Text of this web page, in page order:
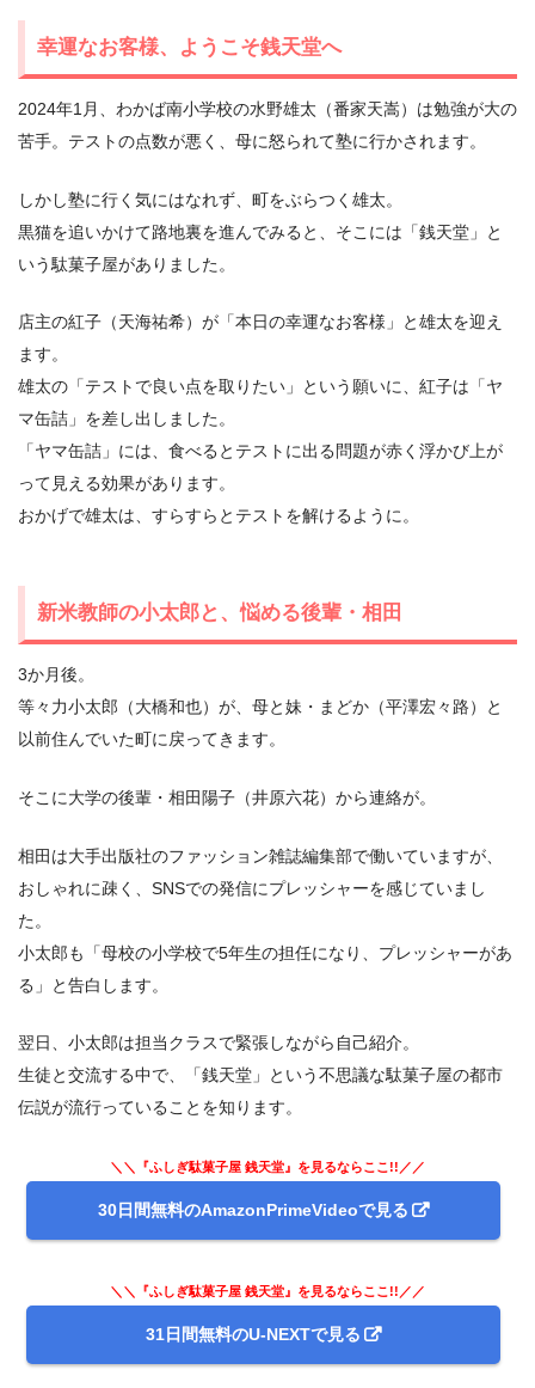
幸運なお客様、ようこそ銭天堂へ
2024年1月、わかば南小学校の水野雄太（番家天嵩）は勉強が大の
苦手。テストの点数が悪く、母に怒られて塾に行かされます。
しかし塾に行く気にはなれず、町をぶらつく雄太。
黒猫を追いかけて路地裏を進んでみると、そこには「銭天堂」と
いう駄菓子屋がありました。
店主の紅子（天海祐希）が「本日の幸運なお客様」と雄太を迎え
ます。
雄太の「テストで良い点を取りたい」という願いに、紅子は「ヤ
マ缶詰」を差し出しました。
「ヤマ缶詰」には、食べるとテストに出る問題が赤く浮かび上が
って見える効果があります。
おかげで雄太は、すらすらとテストを解けるように。
新米教師の小太郎と、悩める後輩・相田
3か月後。
等々力小太郎（大橋和也）が、母と妹・まどか（平澤宏々路）と
以前住んでいた町に戻ってきます。
そこに大学の後輩・相田陽子（井原六花）から連絡が。
相田は大手出版社のファッション雑誌編集部で働いていますが、
おしゃれに疎く、SNSでの発信にプレッシャーを感じていまし
た。
小太郎も「母校の小学校で5年生の担任になり、プレッシャーがあ
る」と告白します。
翌日、小太郎は担当クラスで緊張しながら自己紹介。
生徒と交流する中で、「銭天堂」という不思議な駄菓子屋の都市
伝説が流行っていることを知ります。
＼＼『ふしぎ駄菓子屋 銭天堂』を見るならここ!!／／
30日間無料のAmazonPrimeVideoで見る
＼＼『ふしぎ駄菓子屋 銭天堂』を見るならここ!!／／
31日間無料のU-NEXTで見る